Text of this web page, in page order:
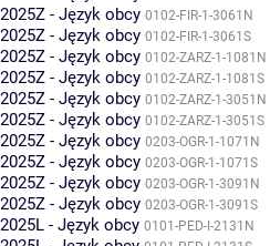
2025Z - Język obcy 0102-FIR-1-3061N
2025Z - Język obcy 0102-FIR-1-3061S
2025Z - Język obcy 0102-ZARZ-1-1081N
2025Z - Język obcy 0102-ZARZ-1-1081S
2025Z - Język obcy 0102-ZARZ-1-3051N
2025Z - Język obcy 0102-ZARZ-1-3051S
2025Z - Język obcy 0203-OGR-1-1071N
2025Z - Język obcy 0203-OGR-1-1071S
2025Z - Język obcy 0203-OGR-1-3091N
2025Z - Język obcy 0203-OGR-1-3091S
2025L - Język obcy 0101-PED-I-2131N